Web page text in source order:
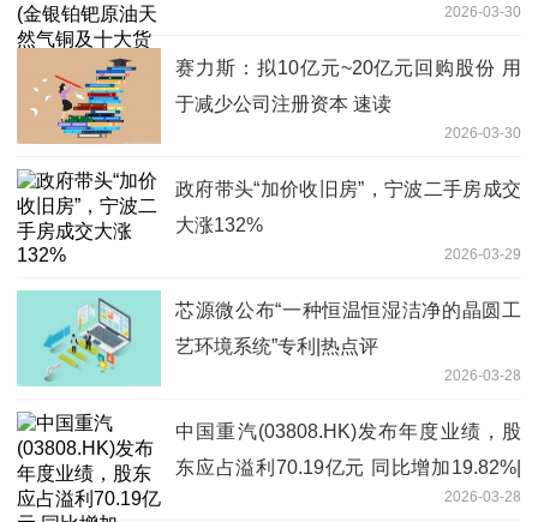
2026-03-30
赛力斯：拟10亿元~20亿元回购股份 用
于减少公司注册资本 速读
2026-03-30
政府带头“加价收旧房”，宁波二手房成交
大涨132%
2026-03-29
芯源微公布“一种恒温恒湿洁净的晶圆工
艺环境系统”专利|热点评
2026-03-28
中国重汽(03808.HK)发布年度业绩，股
东应占溢利70.19亿元 同比增加19.82%|
2026-03-28